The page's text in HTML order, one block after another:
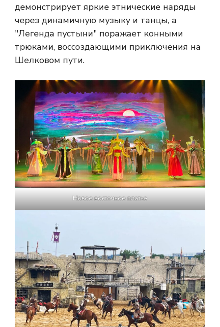
демонстрирует яркие этнические наряды
через динамичную музыку и танцы, а
"Легенда пустыни" поражает конными
трюками, воссоздающими приключения на
Шелковом пути.
Новое восточное платье